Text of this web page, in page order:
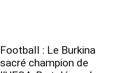
Football : Le Burkina
sacré champion de